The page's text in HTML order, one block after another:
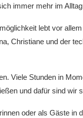
immer mehr im
lebt vor
Christiane und der
Viele Stunden in
und dafür sind wir
oder als Gäste in